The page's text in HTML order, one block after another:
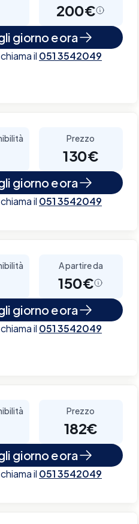
200€
giorno e ora
il 051 3542049
Prezzo
130€
giorno e ora
il 051 3542049
A partire da
150€
giorno e ora
il 051 3542049
Prezzo
182€
giorno e ora
il 051 3542049